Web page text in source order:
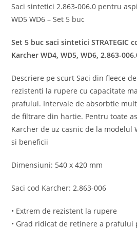
Saci sintetici 2.863-006.0 pentru
WD5 WD6 – Set 5 buc
Set 5 buc saci sintetici
Karcher WD4, WD5, WD6, 2.863-
Descriere pe scurt Saci din fleece
rezistenti la rupere cu capacitate
prafului. Intervale de absorbtie
de filtrare din hartie. Pentru toate
Karcher de uz casnic de la modelul
si beneficii
Dimensiuni: 540 x 420 mm
Saci cod Karcher: 2.863-006
• Extrem de rezistent la rupere
• Grad ridicat de retinere a